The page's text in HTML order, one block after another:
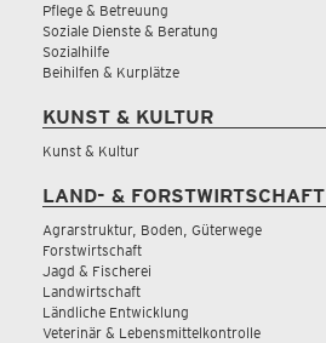
Pflege & Betreuung
Soziale Dienste & Beratung
Sozialhilfe
Beihilfen & Kurplätze
KUNST & KULTUR
Kunst & Kultur
LAND- & FORSTWIRTSCHAFT
Agrarstruktur, Boden, Güterwege
Forstwirtschaft
Jagd & Fischerei
Landwirtschaft
Ländliche Entwicklung
Veterinär & Lebensmittelkontrolle